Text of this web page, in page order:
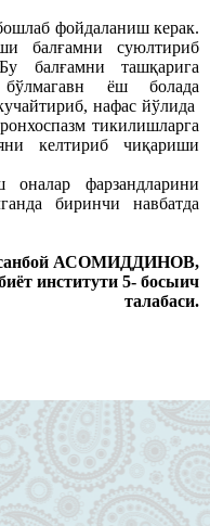
фойдаланиш керак.
балғамни суюлтириб
Бу балғамни ташқарига
ёш болада
, нафас йўлида
тикилишларга
ни келтириб чиқариши
фарзандларини
биринчи навбатда
АСОМИДДИНОВ,
институти 5- босыич
талабаси.